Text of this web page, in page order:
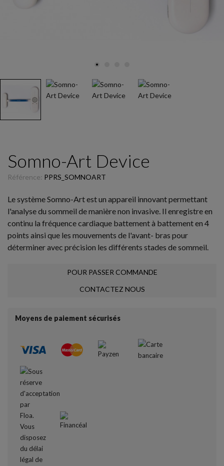
Somno-Art Device
Référence: PPRS_SOMNOART
Le système Somno-Art est un appareil innovant permettant
l'analyse du sommeil de manière non invasive. Il enregistre en
continu la fréquence cardiaque battement à battement en 4
points ainsi que les mouvements de l'avant- bras pour
déterminer avec précision les différents stades de sommeil.
POUR PASSER COMMANDE
CONTACTEZ NOUS
Moyens de paiement sécurisés